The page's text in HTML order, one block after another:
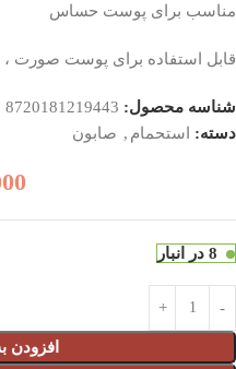
مناسب برای پوست حساس
قابل استفاده برای پوست صورت
شناسه محصول: 8720181219443
دسته: استحمام , صابون
8 در انبار
افزودن